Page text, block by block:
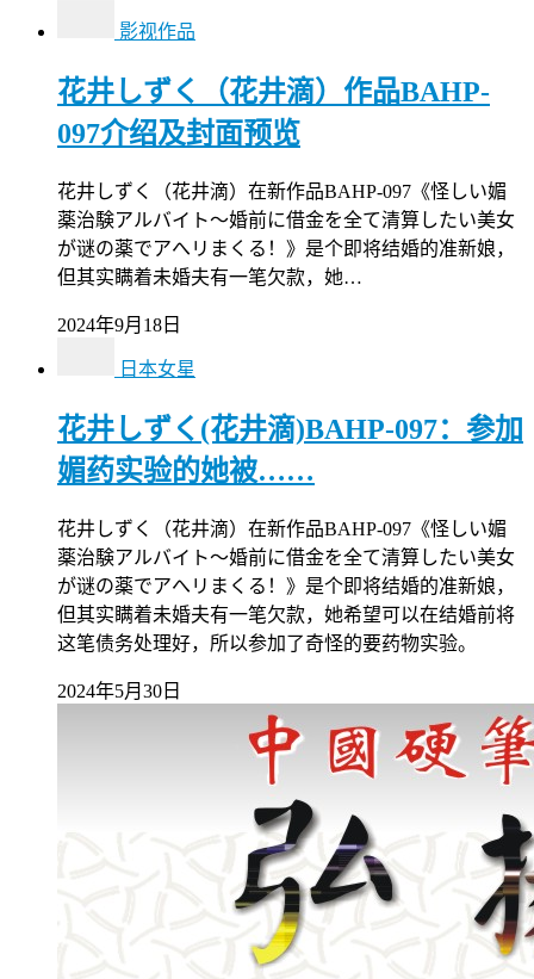
影视作品
花井しずく（花井滴）作品BAHP-
097介绍及封面预览
花井しずく（花井滴）在新作品BAHP-097《怪しい媚
薬治験アルバイト～婚前に借金を全て清算したい美女
が谜の薬でアへリまくる！》是个即将结婚的准新娘，
但其实瞒着未婚夫有一笔欠款，她…
2024年9月18日
日本女星
花井しずく(花井滴)BAHP-097：参加
媚药实验的她被……
花井しずく（花井滴）在新作品BAHP-097《怪しい媚
薬治験アルバイト～婚前に借金を全て清算したい美女
が谜の薬でアへリまくる！》是个即将结婚的准新娘，
但其实瞒着未婚夫有一笔欠款，她希望可以在结婚前将
这笔债务处理好，所以参加了奇怪的要药物实验。
2024年5月30日